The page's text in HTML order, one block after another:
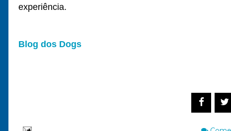
experiência.
Blog dos Dogs